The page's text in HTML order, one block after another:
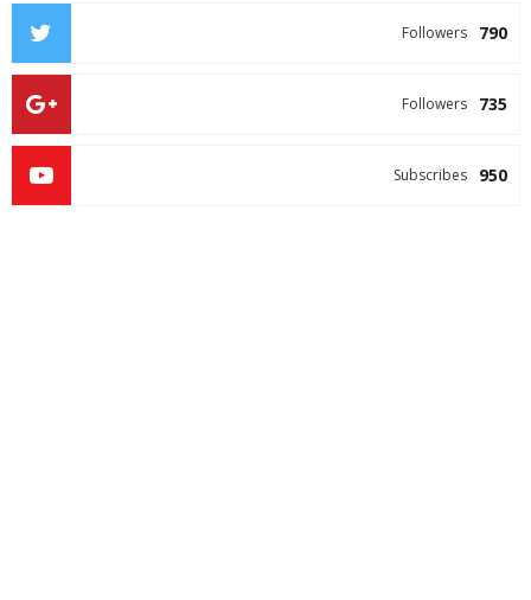
790
Followers
735
Followers
950
Subscribes